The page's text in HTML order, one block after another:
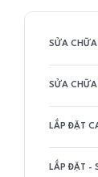
SỬA
SỬA
LẮP ĐẶT
LẮP ĐẶT -